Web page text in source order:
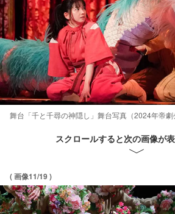
舞台「千と千尋の神隠し」舞台写真（2024年帝劇
スクロールすると次の画像が
( 画像11/19 )